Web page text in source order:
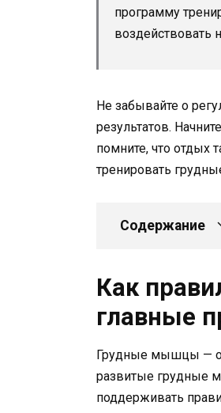
программу
воздействовать
Не забывайте о
результатов.
помните, что отдых
тренировать
Содержание
Как
главные
Грудные мышцы —
развитые грудные
поддерживать